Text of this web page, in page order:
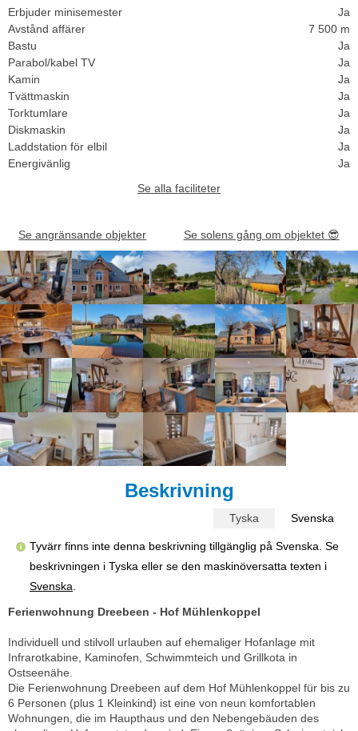
Erbjuder minisemester
Ja
Avstånd affärer
7 500 m
Bastu
Ja
Parabol/kabel TV
Ja
Kamin
Ja
Tvättmaskin
Ja
Torktumlare
Ja
Diskmaskin
Ja
Laddstation för elbil
Ja
Energivänlig
Ja
Se alla faciliteter
Se angränsande objekter Se solens gång om objektet 😎
Beskrivning
Tyska Svenska
Tyvärr finns inte denna beskrivning tillgänglig på Svenska. Se
beskrivningen i Tyska eller se den maskinöversatta texten i
Svenska
Ferienwohnung Dreebeen - Hof Mühlenkoppel
Individuell und stilvoll urlauben auf ehemaliger Hofanlage mit
Infrarotkabine, Kaminofen, Schwimmteich und Grillkota in
Ostseenähe.
Die Ferienwohnung Dreebeen auf dem Hof Mühlenkoppel für bis zu
6 Personen (plus 1 Kleinkind) ist eine von neun komfortablen
Wohnungen, die im Haupthaus und den Nebengebäuden des